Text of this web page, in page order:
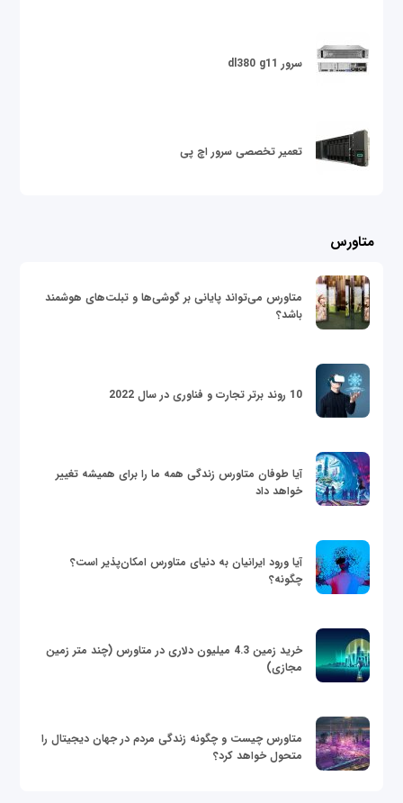
سرور dl380 g11
تعمیر تخصصی سرور اچ پی
متاورس
متاورس می‌تواند پایانی بر گوشی‌ها و تبلت‌های هوشمند
باشد؟
10 روند برتر تجارت و فناوری در سال 2022
آیا طوفان متاورس زندگی همه ما را برای همیشه تغییر
خواهد داد
آیا ورود ایرانیان به دنیای متاورس امکان‌پذیر است؟
چگونه؟
خرید زمین 4.3 میلیون دلاری در متاورس (چند متر زمین
مجازی)
متاورس چیست و چگونه زندگی مردم در جهان دیجیتال را
متحول خواهد کرد؟